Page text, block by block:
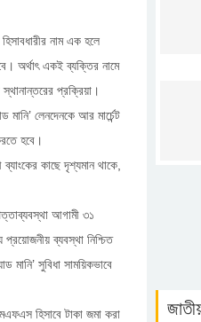
নাম এক হলে
অর্থাৎ একই ব্যক্তির নামে
প্রক্রিয়া।
মানি’ লেনদেনকে আর মার্চেন্ট
হবে।
কাছে দৃশ্যমান থাকে,
আগামী ৩১
প্রয়োজনীয় ব্যবস্থা নিশ্চিত
সুবিধা সাময়িকভাবে
হিসাবে টাকা জমা করা